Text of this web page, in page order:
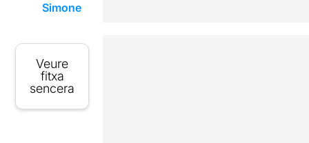
Simone
Veure
fitxa
sencera